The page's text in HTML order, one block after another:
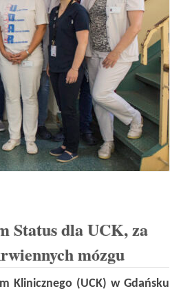
Status dla UCK, za
mózgu
Klinicznego (UCK) w Gdańsku